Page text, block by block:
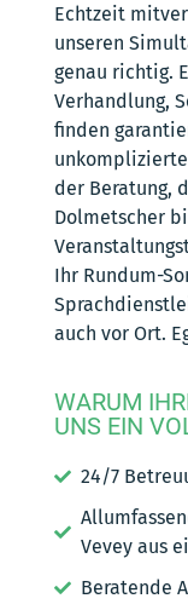
Echtzeit
unseren
genau richtig.
Verhandlung,
finden
unkomplizierte
der Beratung,
Dolmetscher
Ihr Rundum-
auch vor Ort.
WARUM
UNS EIN
24/7
Vevey aus
Beratende